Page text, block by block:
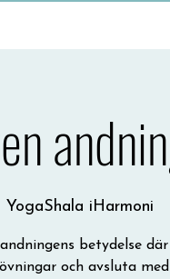
YogaShala iHarmoni
betydelse
och avsluta